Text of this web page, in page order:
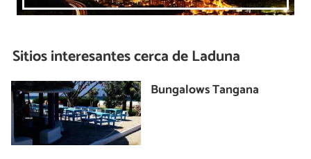
Sitios interesantes cerca deLaduna
Bungalows Tangana